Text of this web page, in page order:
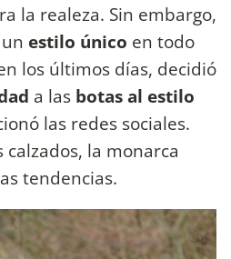
la realeza. Sin embargo,
estilo único en todo
los últimos días, decidió
a las botas al estilo
las redes sociales.
calzados, la monarca
tendencias.